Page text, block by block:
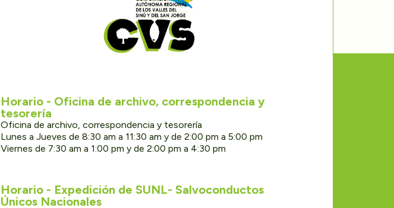
Horario - Oficina de archivo, correspondencia y
tesorería
Oficina de archivo, correspondencia y tesorería
Lunes a Jueves de 8:30 am a 11:30 am y de 2:00 pm a 5:00 pm
Viernes de 7:30 am a 1:00 pm y de 2:00 pm a 4:30 pm
Horario - Expedición de SUNL- Salvoconductos
Únicos Nacionales